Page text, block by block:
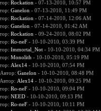
Rockation - 07-13-2010, 10:57 PM
Ganelon - 07-13-2010, 11:49 PM
Rockation - 07-14-2010, 12:06 AM
Ganelon - 07-14-2010, 01:42 AM
Rockation - 09-24-2010, 08:02 PM
Ro-neF- 10-10-2010, 03:39 PM
Immortal_Not- 10-10-2010, 04:34 PM
Monolith - 10-10-2010, 05:19 PM
Alex14- 10-10-2010, 07:54 PM
Ganelon - 10-10-2010, 08:48 PM
Alex14- 10-10-2010, 09:25 PM
Ro-neF- 10-10-2010, 09:04 PM
NEED- 10-10-2010, 09:13 PM
Ro-neF- 10-10-2010, 10:11 PM